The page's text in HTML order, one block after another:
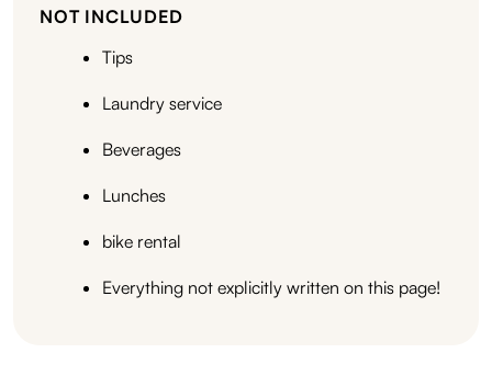
NOT INCLUDED
Tips
Laundry service
Beverages
Lunches
bike rental
Everything not explicitly written on this page!